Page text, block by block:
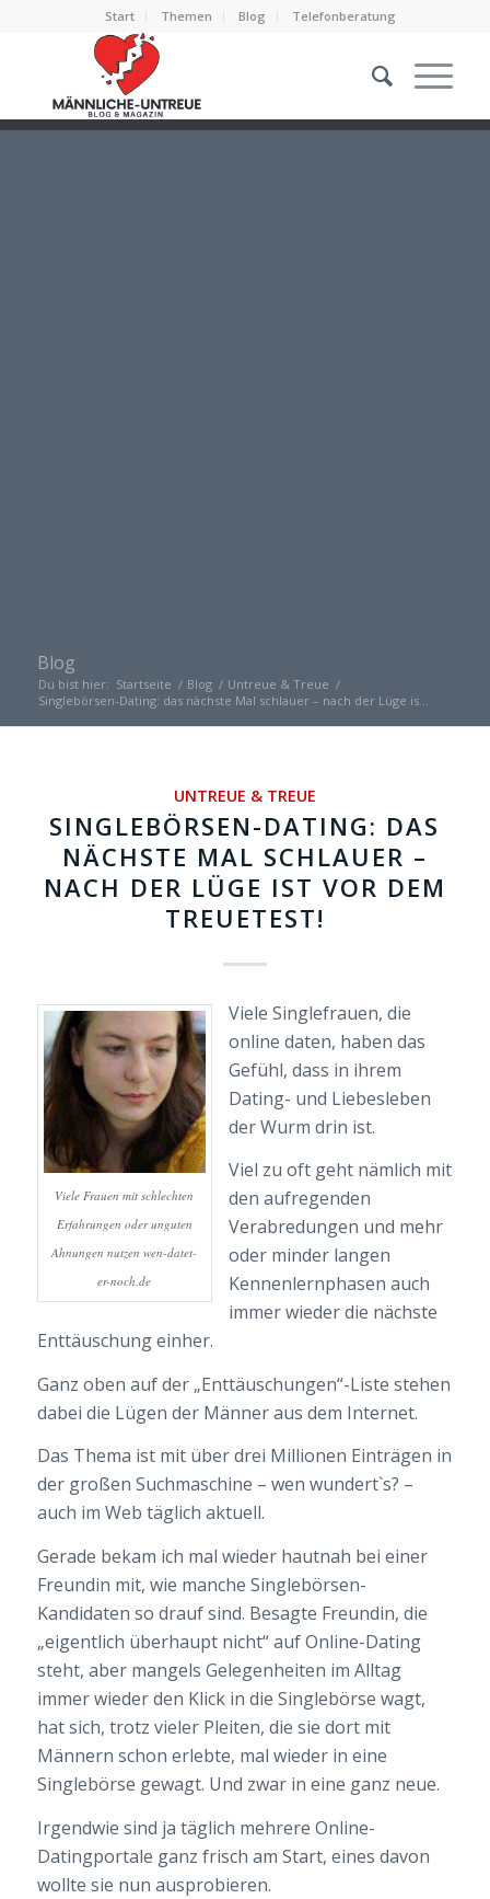
Start Themen Blog Telefonberatung
Blog
Du bist hier: Startseite / Blog / Untreue & Treue /
Singlebörsen-Dating: das nächste Mal schlauer – nach der Lüge is...
UNTREUE & TREUE
SINGLEBÖRSEN-DATING: DAS
NÄCHSTE MAL SCHLAUER –
NACH DER LÜGE IST VOR DEM
TREUETEST!
Viele Frauen mit schlechten
Erfahrungen oder unguten
Ahnungen nutzen wen-datet-
er-noch.de
Viele Singlefrauen, die
online daten, haben das
Gefühl, dass in ihrem
Dating- und Liebesleben
der Wurm drin ist.
Viel zu oft geht nämlich mit
den aufregenden
Verabredungen und mehr
oder minder langen
Kennenlernphasen auch
immer wieder die nächste
Enttäuschung einher.
Ganz oben auf der „Enttäuschungen“-Liste stehen
dabei die Lügen der Männer aus dem Internet.
Das Thema ist mit über drei Millionen Einträgen in
der großen Suchmaschine – wen wundert`s? –
auch im Web täglich aktuell.
Gerade bekam ich mal wieder hautnah bei einer
Freundin mit, wie manche Singlebörsen-
Kandidaten so drauf sind. Besagte Freundin, die
„eigentlich überhaupt nicht“ auf Online-Dating
steht, aber mangels Gelegenheiten im Alltag
immer wieder den Klick in die Singlebörse wagt,
hat sich, trotz vieler Pleiten, die sie dort mit
Männern schon erlebte, mal wieder in eine
Singlebörse gewagt. Und zwar in eine ganz neue.
Irgendwie sind ja täglich mehrere Online-
Datingportale ganz frisch am Start, eines davon
wollte sie nun ausprobieren.